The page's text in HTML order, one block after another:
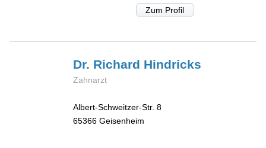
Zum Profil
Dr. Richard Hindricks
Zahnarzt
Albert-Schweitzer-Str. 8
65366 Geisenheim